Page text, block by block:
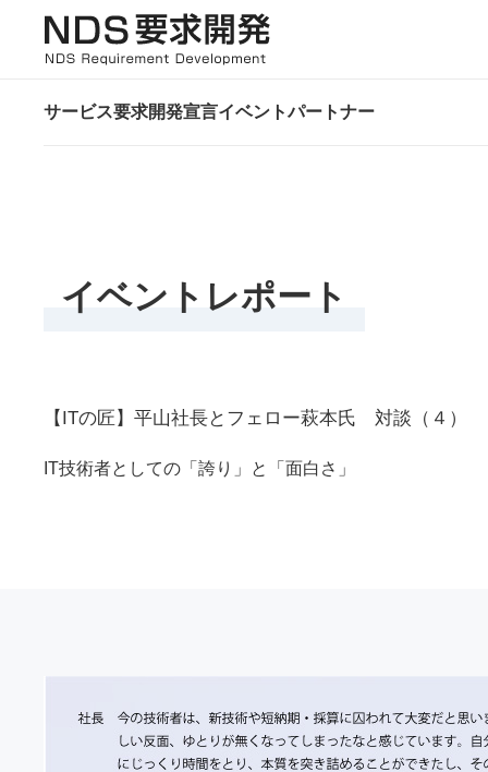
サービス要求開発宣言イベントパートナー
イベントレポート
【ITの匠】平山社長とフェロー萩本氏 対談（４）
IT技術者としての「誇り」と「面白さ」